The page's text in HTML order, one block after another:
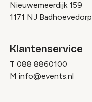
Nieuwemeerdijk 159
1171 NJ Badhoevedorp
Klantenservice
T 088 8860100
M info@events.nl